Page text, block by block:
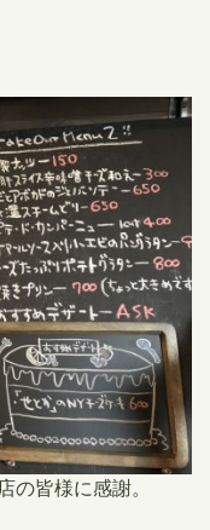
の皆様に感謝。